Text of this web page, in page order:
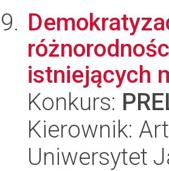
istniejących
Konkurs:
Kierownik:
Uniwersytet